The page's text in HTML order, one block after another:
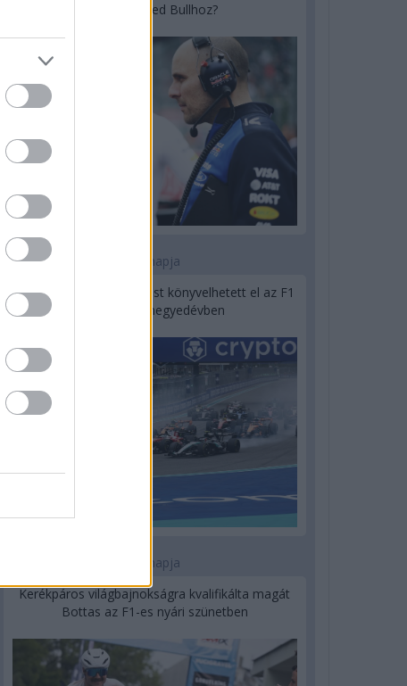
utódja a Red Bullhoz?
1 napja
Óriási bevétel-visszaesést könyvelhetett el az F1
a második negyedévben
1 napja
Kerékpáros világbajnokságra kvalifikálta magát
Bottas az F1-es nyári szünetben